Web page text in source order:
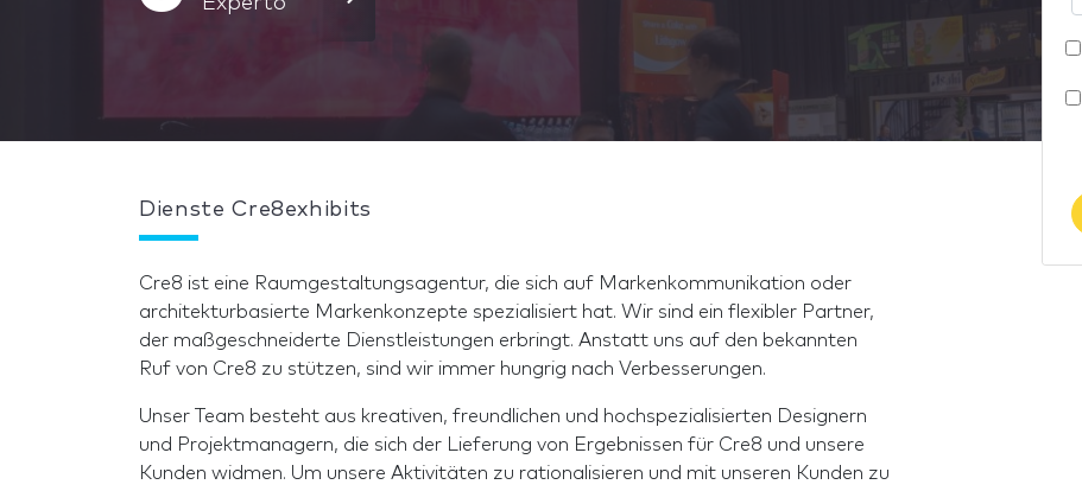
l
-
e
s
s
h
r
T
f
n
Dienste Cre8exhibits
Cre8 ist eine Raumgestaltungsagentur, die sich auf Markenkommunikation oder
architekturbasierte Markenkonzepte spezialisiert hat. Wir sind ein flexibler Partner,
der maßgeschneiderte Dienstleistungen erbringt. Anstatt uns auf den bekannten
Ruf von Cre8 zu stützen, sind wir immer hungrig nach Verbesserungen.
Unser Team besteht aus kreativen, freundlichen und hochspezialisierten Designern
und Projektmanagern, die sich der Lieferung von Ergebnissen für Cre8 und unsere
Kunden widmen. Um unsere Aktivitäten zu rationalisieren und mit unseren Kunden zu